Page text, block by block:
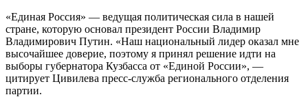
«Единая Россия» — ведущая политическая сила в нашей
стране, которую основал президент России Владимир
Владимирович Путин. «Наш национальный лидер оказал мне
высочайшее доверие, поэтому я принял решение идти на
выборы губернатора Кузбасса от «Единой России», —
цитирует Цивилева пресс-служба регионального отделения
партии.